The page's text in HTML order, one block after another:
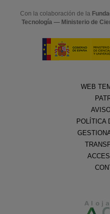
Con la colaboración de la
Tecnología — Ministerio de
WEB
POLÍTICA